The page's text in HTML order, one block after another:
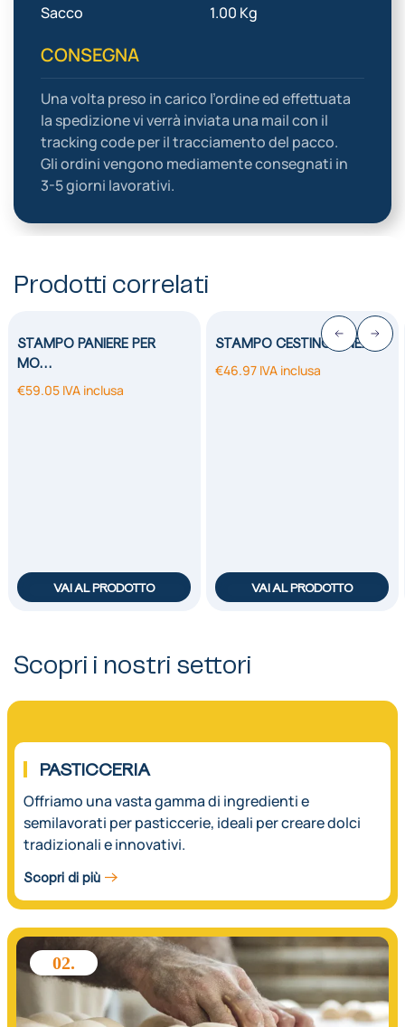
Sacco 1.00 Kg
CONSEGNA
Una volta preso in carico l’ordine ed effettuata
la spedizione vi verrà inviata una mail con il
tracking code per il tracciamento del pacco.
Gli ordini vengono mediamente consegnati in
3-5 giorni lavorativi.
Prodotti correlati
STAMPO PANIERE PER
MO…
€59.05 IVA inclusa
VAI AL PRODOTTO
STAMPO CESTINO LINEA…
€46.97 IVA inclusa
VAI AL PRODOTTO
Scopri i nostri settori
01.
PASTICCERIA
Offriamo una vasta gamma di ingredienti e
semilavorati per pasticcerie, ideali per creare dolci
tradizionali e innovativi.
Scopri di più
02.